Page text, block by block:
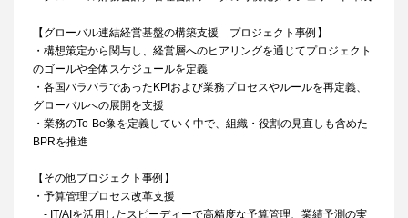
【グローバル連結経営基盤の構築支援 プロジェクト事例】
・構想策定から関与し、経営層へのヒアリングを通じてプロジェクト
のゴールや全体スケジュールを定義
・各国バラバラであったKPIおよび業務プロセスやルールを再定義、
グローバルへの展開を支援
・業務のTo-Be像を定義していく中で、組織・役割の見直しも含めた
BPRを推進
【その他プロジェクト事例】
・予算管理プロセス改革支援
- IT/AIを活用したスピーディーで高精度な予算管理、業績予測の実